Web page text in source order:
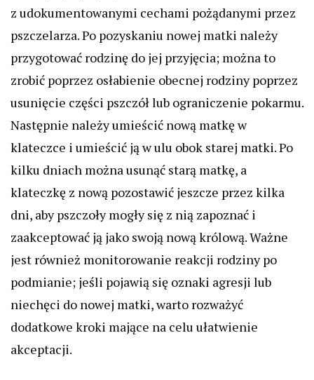
z udokumentowanymi cechami pożądanymi przez
pszczelarza. Po pozyskaniu nowej matki należy
przygotować rodzinę do jej przyjęcia; można to
zrobić poprzez osłabienie obecnej rodziny poprzez
usunięcie części pszczół lub ograniczenie pokarmu.
Następnie należy umieścić nową matkę w
klateczce i umieścić ją w ulu obok starej matki. Po
kilku dniach można usunąć starą matkę, a
klateczkę z nową pozostawić jeszcze przez kilka
dni, aby pszczoły mogły się z nią zapoznać i
zaakceptować ją jako swoją nową królową. Ważne
jest również monitorowanie reakcji rodziny po
podmianie; jeśli pojawią się oznaki agresji lub
niechęci do nowej matki, warto rozważyć
dodatkowe kroki mające na celu ułatwienie
akceptacji.